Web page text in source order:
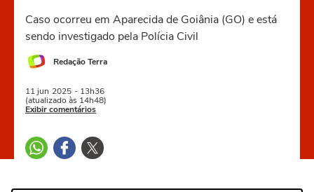
Caso ocorreu em Aparecida de Goiânia (GO) e está
sendo investigado pela Polícia Civil
Redação Terra
11 jun 2025 - 13h36
(atualizado às 14h48)
Exibir comentários